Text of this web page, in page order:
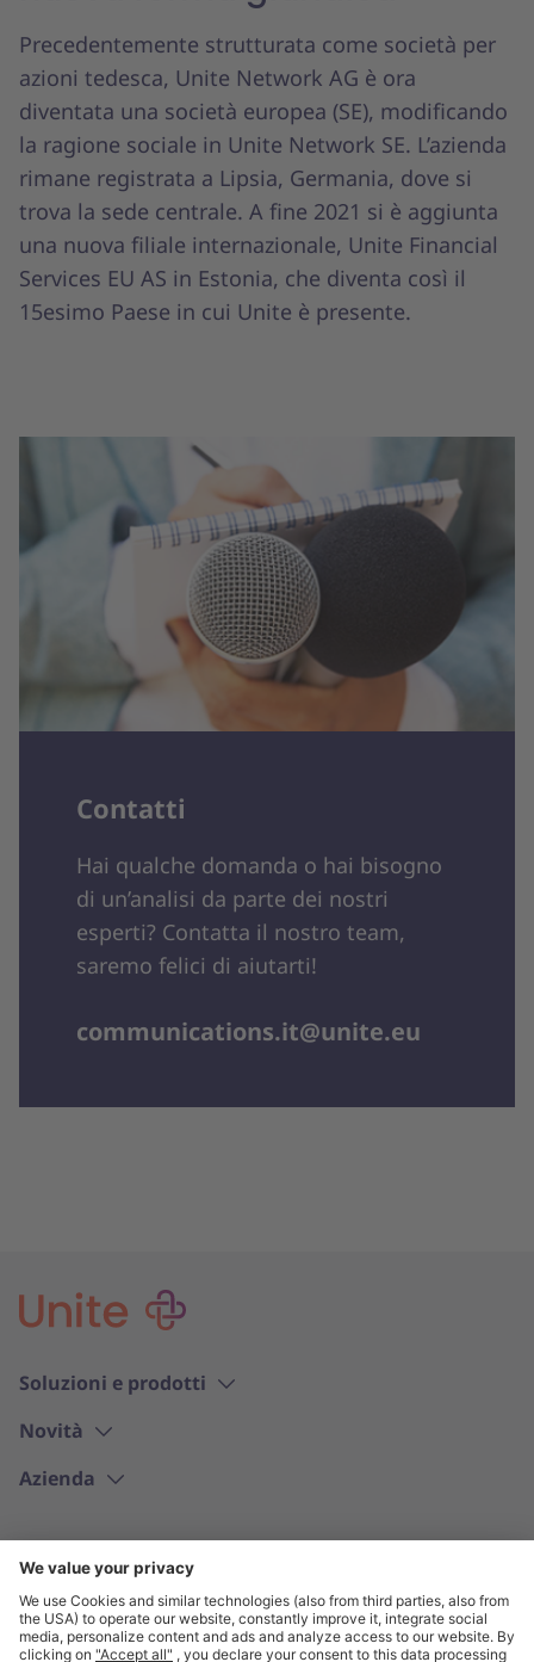
Precedentemente strutturata come società per
azioni tedesca, Unite Network AG è ora
diventata una società europea (SE), modificando
la ragione sociale in Unite Network SE. L’azienda
rimane registrata a Lipsia, Germania, dove si
trova la sede centrale. A fine 2021 si è aggiunta
una nuova filiale internazionale, Unite Financial
Services EU AS in Estonia, che diventa così il
15esimo Paese in cui Unite è presente.
Contatti
Hai qualche domanda o hai bisogno
di un’analisi da parte dei nostri
esperti? Contatta il nostro team,
saremo felici di aiutarti!
communications.it@unite.eu
Soluzioni e prodotti
Novità
Azienda